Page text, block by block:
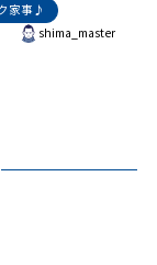
家事♪
shima_master